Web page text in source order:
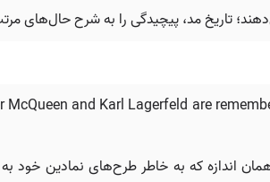
تاریخ مد، پیچیدگی را به شرح حال‌های
and Karl Lagerfeld are
اندازه که به خاطر طرح‌های نمادین خود